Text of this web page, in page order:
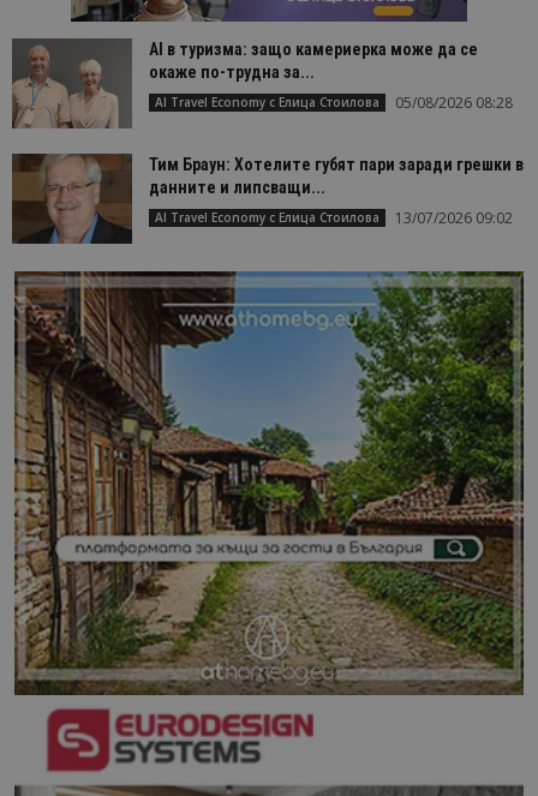
AI в туризма: защо камериерка може да се
окаже по-трудна за...
AI Travel Economy с Елица Стоилова 05/08/2026 08:28
Тим Браун: Хотелите губят пари заради грешки в
данните и липсващи...
AI Travel Economy с Елица Стоилова 13/07/2026 09:02